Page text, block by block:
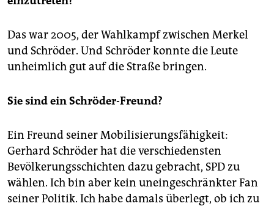
Das war 2005, der Wahlkampf zwischen Merkel
und Schröder. Und Schröder konnte die Leute
unheimlich gut auf die Straße bringen.
Sie sind ein Schröder-Freund?
Ein Freund seiner Mobilisierungsfähigkeit:
Gerhard Schröder hat die verschiedensten
Bevölkerungsschichten dazu gebracht, SPD zu
wählen. Ich bin aber kein uneingeschränkter Fan
seiner Politik. Ich habe damals überlegt, ob ich zu